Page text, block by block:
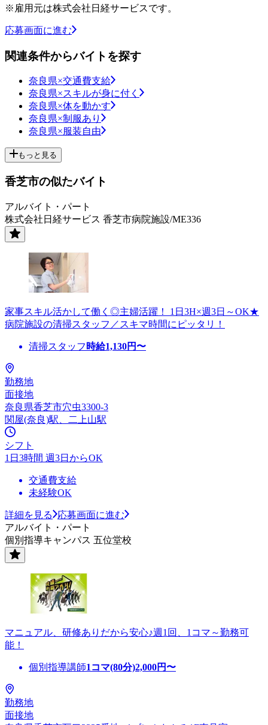
※雇用元は株式会社日経サービスです。
応募画面に進む
関連条件からバイトを探す
奈良県×交通費支給
奈良県×スキルが身に付く
奈良県×体を動かす
奈良県×制服あり
奈良県×服装自由
もっと見る
香芝市の似たバイト
アルバイト・パート
株式会社日経サービス 香芝市病院施設/ME336
家事スキル活かして働く◎主婦活躍！ 1日3H×週3日～OK★
病院施設の清掃スタッフ／スキマ時間にピッタリ！
清掃スタッフ 時給1,130円〜
勤務地
面接地
奈良県香芝市穴虫3300-3
関屋(奈良)駅、二上山駅
シフト
1日3時間 週3日からOK
交通費支給
未経験OK
詳細を見る
応募画面に進む
アルバイト・パート
個別指導キャンパス 五位堂校
マニュアル、研修ありだから安心♪週1回、1コマ～勤務可
能！
個別指導講師1コマ(80分)2,000円〜
勤務地
面接地